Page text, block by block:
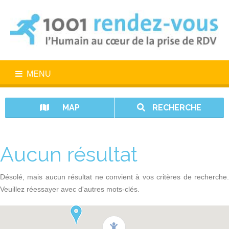
MENU
MAP RECHERCHE
Aucun résultat
Désolé, mais aucun résultat ne convient à vos critères de recherche.
Veuillez réessayer avec d'autres mots-clés.
1001 rendez-vous n’est pas un service d’urgence. En cas d’urgence,